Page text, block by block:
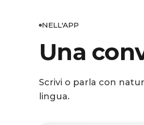
NELL'APP
Una
Scrivi o parla con
lingua.